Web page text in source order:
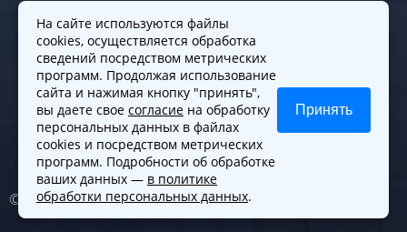
Политики и правила
Политика обработки персональных
данных
Согласие на обработку cookies
Согласие на обработку персональных
данных
© 2010-2026. Все права защищены
На сайте используются файлы
cookies, осуществляется обработка
сведений посредством метрических
программ. Продолжая использование
сайта и нажимая кнопку "принять",
вы даете свое согласие на обработку
персональных данных в файлах
cookies и посредством метрических
программ. Подробности об обработке
ваших данных — в политике
обработки персональных данных.
Принять